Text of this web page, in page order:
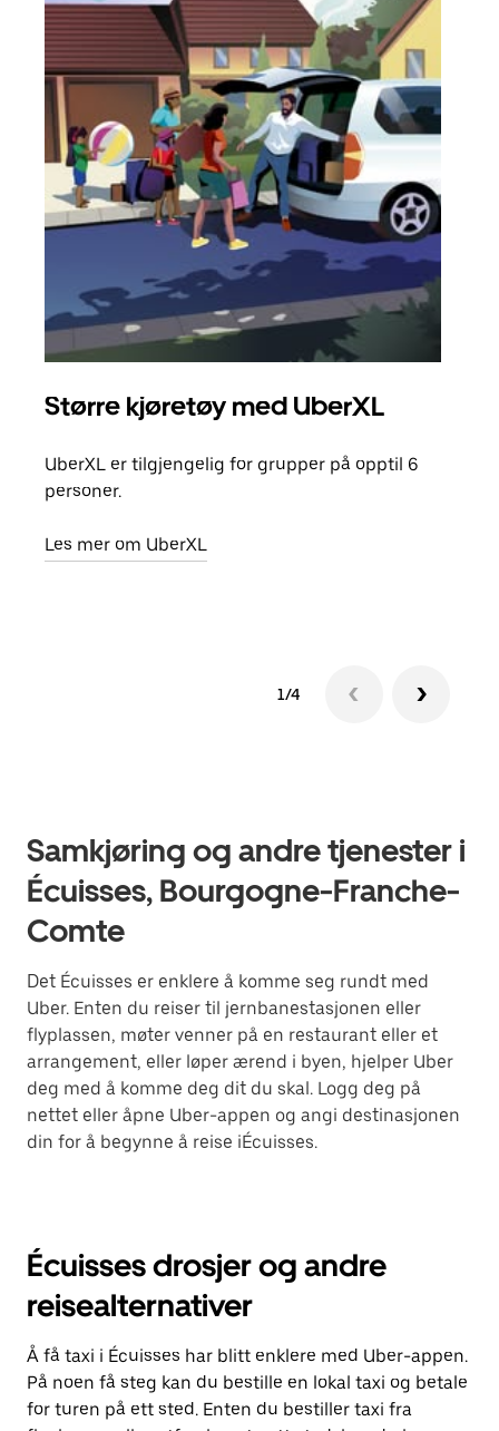
Større kjøretøy med UberXL
UberXL er tilgjengelig for grupper på opptil 6
personer.
Les mer om UberXL
1/4
Samkjøring og andre tjenester i
Écuisses, Bourgogne-Franche-
Comte
Det Écuisses er enklere å komme seg rundt med
Uber. Enten du reiser til jernbanestasjonen eller
flyplassen, møter venner på en restaurant eller et
arrangement, eller løper ærend i byen, hjelper Uber
deg med å komme deg dit du skal. Logg deg på
nettet eller åpne Uber-appen og angi destinasjonen
din for å begynne å reise iÉcuisses.
Écuisses drosjer og andre
reisealternativer
Å få taxi i Écuisses har blitt enklere med Uber-appen.
På noen få steg kan du bestille en lokal taxi og betale
for turen på ett sted. Enten du bestiller taxi fra